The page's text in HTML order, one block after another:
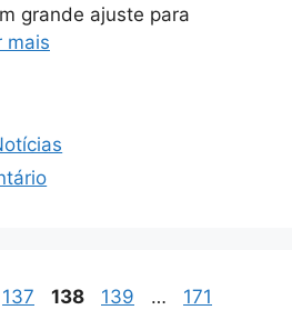
grande ajuste para
mais
Page
137 Page
138 Page
139 … Page
171